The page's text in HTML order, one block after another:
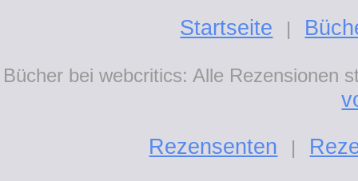
Startseite |
Bücher bei webcritics: Alle Rezensionen
Rezensenten
|